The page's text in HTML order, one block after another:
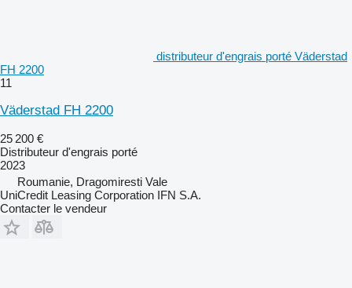
distributeur d'engrais porté Väderstad
FH 2200
11
Väderstad FH 2200
25 200 €
Distributeur d'engrais porté
2023
Roumanie, Dragomiresti Vale
UniCredit Leasing Corporation IFN S.A.
Contacter le vendeur